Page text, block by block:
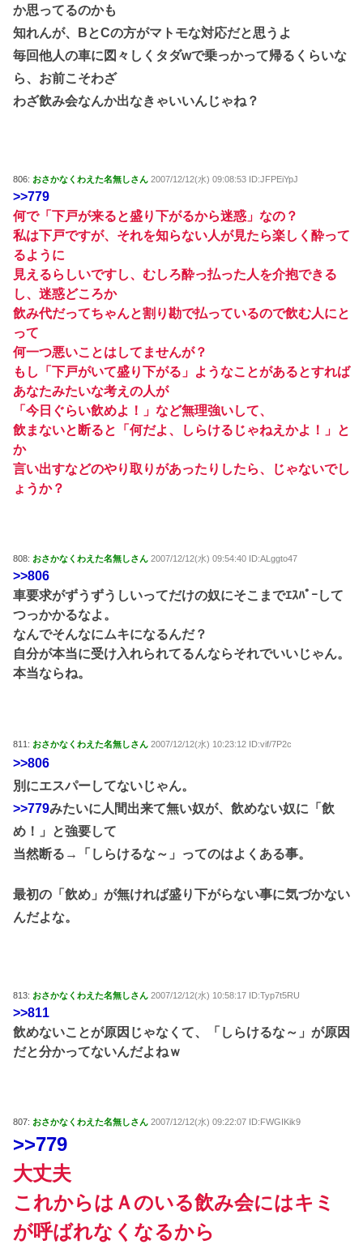
か思ってるのかも
知れんが、BとCの方がマトモな対応だと思うよ
毎回他人の車に図々しくタダwで乗っかって帰るくらいな
ら、お前こそわざ
わざ飲み会なんか出なきゃいいんじゃね？
806: おさかなくわえた名無しさん 2007/12/12(水) 09:08:53 ID:JFPEiYpJ
>>779
何で「下戸が来ると盛り下がるから迷惑」なの？
私は下戸ですが、それを知らない人が見たら楽しく酔って
るように
見えるらしいですし、むしろ酔っ払った人を介抱できる
し、迷惑どころか
飲み代だってちゃんと割り勘で払っているので飲む人にと
って
何一つ悪いことはしてませんが？
もし「下戸がいて盛り下がる」ようなことがあるとすれば
あなたみたいな考えの人が
「今日ぐらい飲めよ！」など無理強いして、
飲まないと断ると「何だよ、しらけるじゃねえかよ！」と
か
言い出すなどのやり取りがあったりしたら、じゃないでし
ょうか？
808: おさかなくわえた名無しさん 2007/12/12(水) 09:54:40 ID:ALggto47
>>806
車要求がずうずうしいってだけの奴にそこまでｴｽﾊﾟｰして
つっかかるなよ。
なんでそんなにムキになるんだ？
自分が本当に受け入れられてるんならそれでいいじゃん。
本当ならね。
811: おさかなくわえた名無しさん 2007/12/12(水) 10:23:12 ID:vif/7P2c
>>806
別にエスパーしてないじゃん。
>>779みたいに人間出来て無い奴が、飲めない奴に「飲
め！」と強要して
当然断る→「しらけるな～」ってのはよくある事。
最初の「飲め」が無ければ盛り下がらない事に気づかない
んだよな。
813: おさかなくわえた名無しさん 2007/12/12(水) 10:58:17 ID:Typ7t5RU
>>811
飲めないことが原因じゃなくて、「しらけるな～」が原因
だと分かってないんだよねｗ
807: おさかなくわえた名無しさん 2007/12/12(水) 09:22:07 ID:FWGIKik9
>>779
大丈夫
これからはＡのいる飲み会にはキミ
が呼ばれなくなるから